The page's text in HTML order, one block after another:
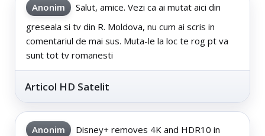
Anonim
Salut, amice. Vezi ca ai mutat aici din
greseala si tv din R. Moldova, nu cum ai scris in
comentariul de mai sus. Muta-le la loc te rog pt va
sunt tot tv romanesti
Articol HD Satelit
Anonim
Disney+ removes 4K and HDR10 in